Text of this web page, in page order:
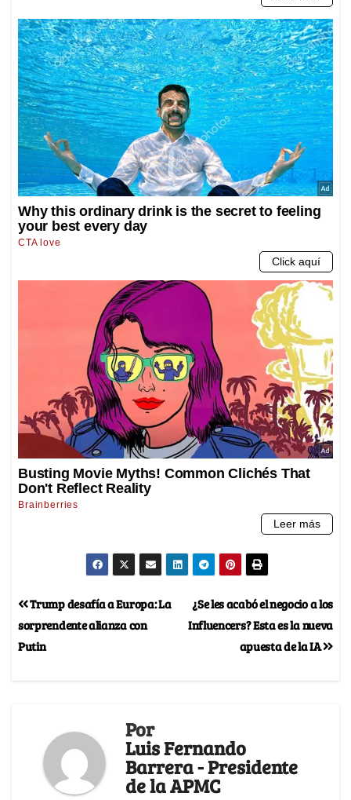
¿Se les acabó el negocio a los
Influencers? Esta es la nueva
apuesta de la IA
Trump desafía a Europa: La
sorprendente alianza con
Putin
Por
Luis Fernando
Barrera - Presidente
de la APMC